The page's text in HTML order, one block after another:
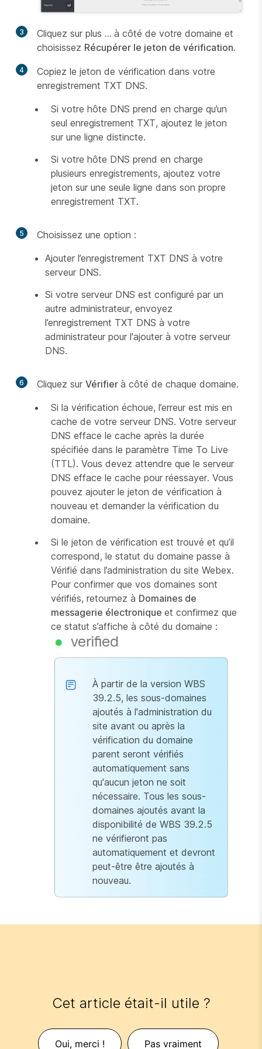
3 Cliquez sur plus ... à côté de votre domaine et
choisissez Récupérer le jeton de vérification.
4
Copiez le jeton de vérification dans votre
enregistrement TXT DNS.
Si votre hôte DNS prend en charge qu’un
seul enregistrement TXT, ajoutez le jeton
sur une ligne distincte.
Si votre hôte DNS prend en charge
plusieurs enregistrements, ajoutez votre
jeton sur une seule ligne dans son propre
enregistrement TXT.
5
Choisissez une option :
Ajouter l’enregistrement TXT DNS à votre
serveur DNS.
Si votre serveur DNS est configuré par un
autre administrateur, envoyez
l’enregistrement TXT DNS à votre
administrateur pour l'ajouter à votre serveur
DNS.
6 Cliquez sur Vérifier à côté de chaque domaine.
Si la vérification échoue, l’erreur est mis en
cache de votre serveur DNS. Votre serveur
DNS efface le cache après la durée
spécifiée dans le paramètre Time To Live
(TTL). Vous devez attendre que le serveur
DNS efface le cache pour réessayer. Vous
pouvez ajouter le jeton de vérification à
nouveau et demander la vérification du
domaine.
Si le jeton de vérification est trouvé et qu’il
correspond, le statut du domaine passe à
Vérifié dans l’administration du site Webex.
Pour confirmer que vos domaines sont
vérifiés, retournez à Domaines de
messagerie électronique et confirmez que
ce statut s’affiche à côté du domaine :
À partir de la version WBS
39.2.5, les sous-domaines
ajoutés à l'administration du
site avant ou après la
vérification du domaine
parent seront vérifiés
automatiquement sans
qu'aucun jeton ne soit
nécessaire. Tous les sous-
domaines ajoutés avant la
disponibilité de WBS 39.2.5
ne vérifieront pas
automatiquement et devront
peut-être être ajoutés à
nouveau.
Cet article était-il utile ?
Oui, merci ! Pas vraiment